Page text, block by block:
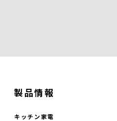
製品情報
キッチン家電